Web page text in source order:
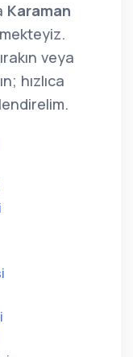
Karaman
veya
hızlıca